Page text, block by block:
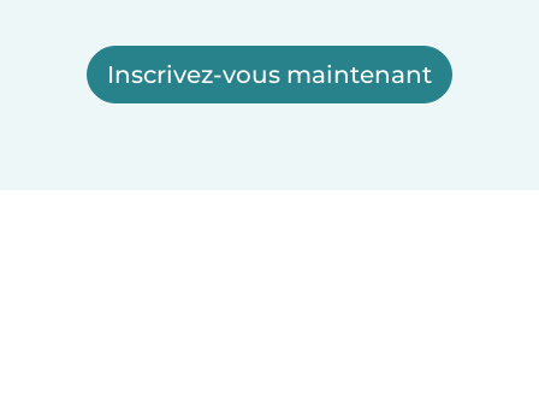
Inscrivez-vous maintenant